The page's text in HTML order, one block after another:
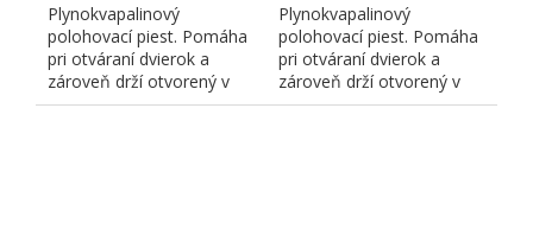
Plynokvapalinový
polohovací piest. Pomáha
pri otváraní dvierok a
zároveň drží otvorený v
rôznych pozíciách. K-push.
Plynokvapalinový
polohovací piest. Pomáha
pri otváraní dvierok a
zároveň drží otvorený v
rôznych pozíciách. K-push.